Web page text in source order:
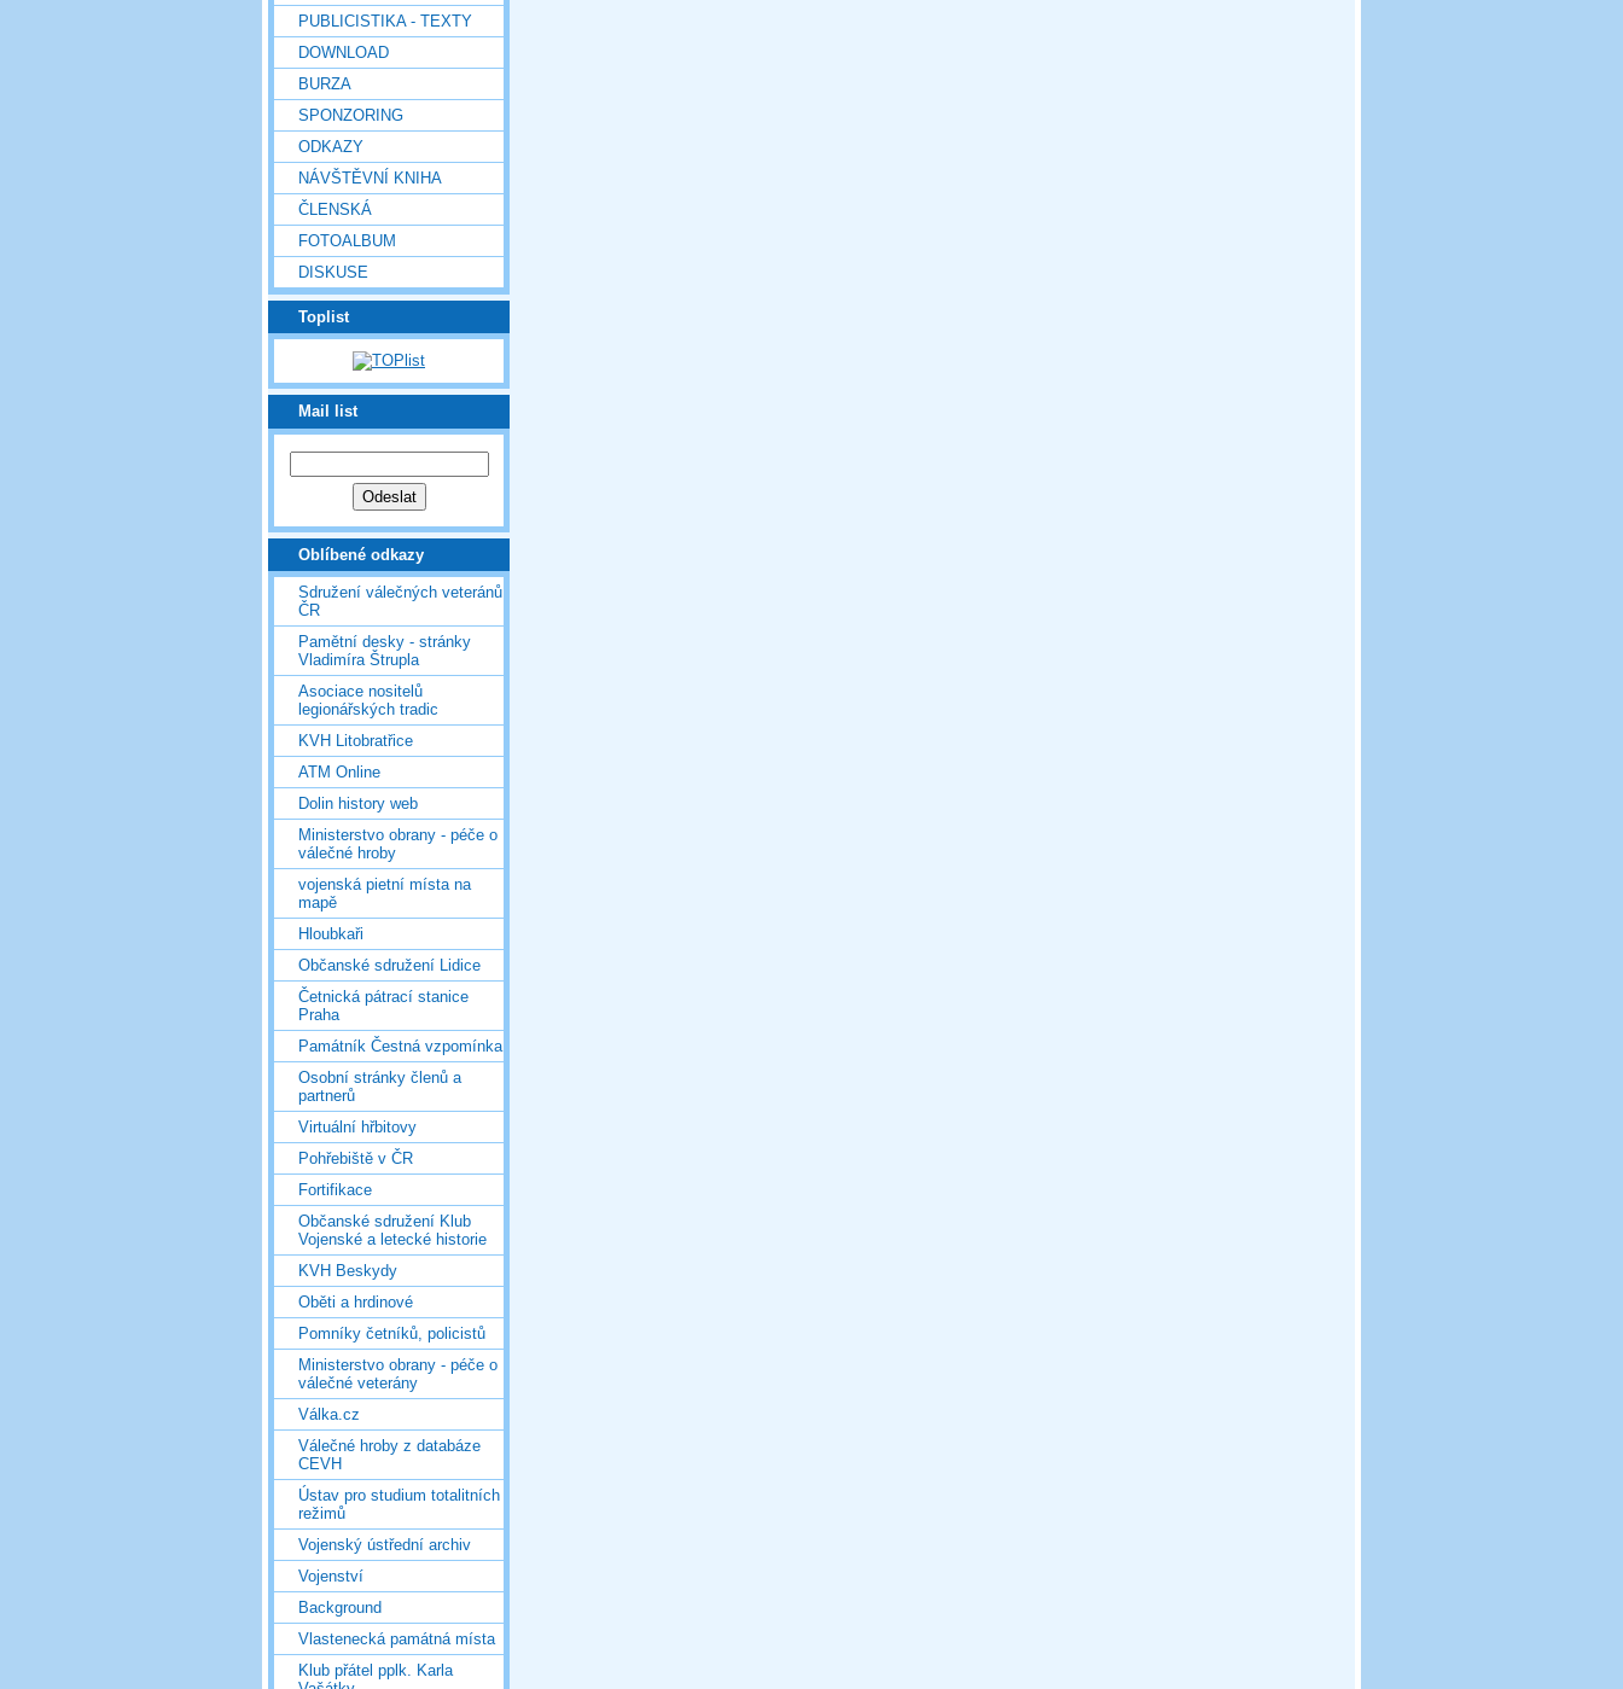
PUBLICISTIKA - TEXTY
DOWNLOAD
BURZA
SPONZORING
ODKAZY
NÁVŠTĚVNÍ KNIHA
ČLENSKÁ
FOTOALBUM
DISKUSE
Toplist
Mail list
Oblíbené odkazy
Sdružení válečných veteránů
ČR
Pamětní desky - stránky
Vladimíra Štrupla
Asociace nositelů
legionářských tradic
KVH Litobratřice
ATM Online
Dolin history web
Ministerstvo obrany - péče o
válečné hroby
vojenská pietní místa na
mapě
Hloubkaři
Občanské sdružení Lidice
Četnická pátrací stanice
Praha
Památník Čestná vzpomínka
Osobní stránky členů a
partnerů
Virtuální hřbitovy
Pohřebiště v ČR
Fortifikace
Občanské sdružení Klub
Vojenské a letecké historie
KVH Beskydy
Oběti a hrdinové
Pomníky četníků, policistů
Ministerstvo obrany - péče o
válečné veterány
Válka.cz
Válečné hroby z databáze
CEVH
Ústav pro studium totalitních
režimů
Vojenský ústřední archiv
Vojenství
Background
Vlastenecká památná místa
Klub přátel pplk. Karla